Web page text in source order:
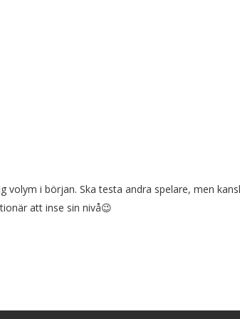
volym i början. Ska testa andra spelare, men
att inse sin nivå😉